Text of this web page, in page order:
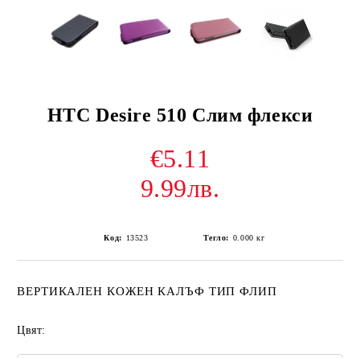
HTC Desire 510 Слим флекси
€5.11
9.99лв.
Код: 13523 Тегло: 0.000 кг
ВЕРТИКАЛЕН КОЖЕН КАЛЪФ ТИП ФЛИП
Цвят: